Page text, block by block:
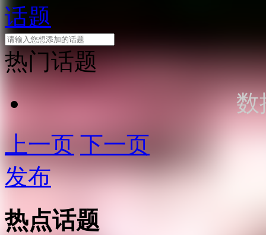
话题
热门话题
数
上一页 下一页
发布
热点话题